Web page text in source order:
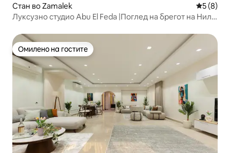
Стан во Zamalek
5 (8)
Луксузно студио Abu El Feda |Поглед на брегот на Нил|
Омилено на гостите
Омилено на гостите